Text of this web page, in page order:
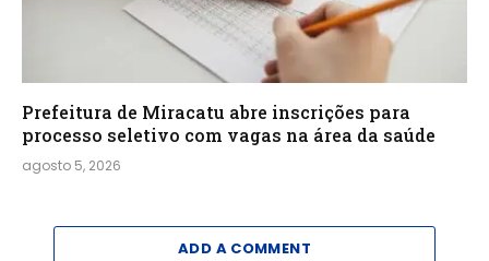
Prefeitura de Miracatu abre inscrições para
processo seletivo com vagas na área da saúde
agosto 5, 2026
ADD A COMMENT